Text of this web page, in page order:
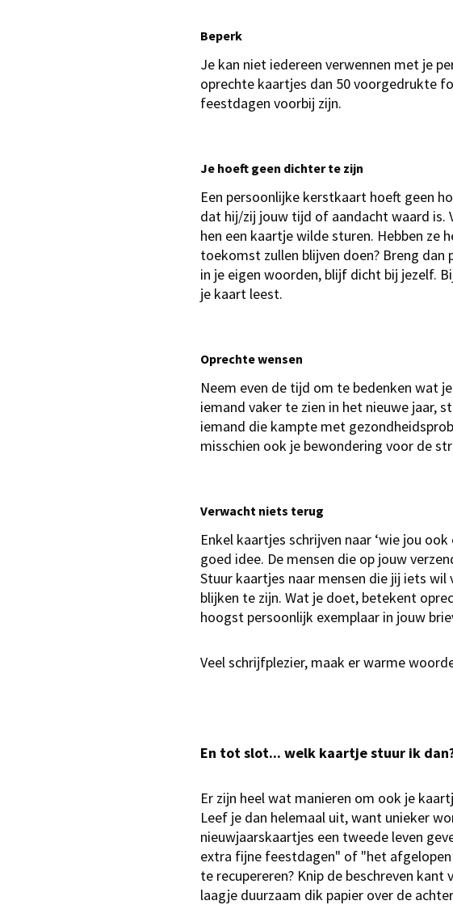
Beperk
Je kan niet iedereen verwennen met je
oprechte kaartjes dan 50 voorgedrukte
feestdagen voorbij zijn.
Je hoeft geen dichter te zijn
Een persoonlijke kerstkaart hoeft geen
dat hij/zij jouw tijd of aandacht waard is.
hen een kaartje wilde sturen. Hebben ze
toekomst zullen blijven doen? Breng
in je eigen woorden, blijf dicht bij jezelf.
je kaart leest.
Oprechte wensen
Neem even de tijd om te bedenken wat
iemand vaker te zien in het nieuwe jaar,
iemand die kampte met
misschien ook je bewondering voor de
Verwacht niets terug
Enkel kaartjes schrijven naar ‘wie jou
goed idee. De mensen die op jouw
Stuur kaartjes naar mensen die jij iets
blijken te zijn. Wat je doet, betekent
hoogst persoonlijk exemplaar in jouw
Veel schrijfplezier, maak er warme
En tot slot... welk kaartje stuur ik
Er zijn heel wat manieren om ook je
Leef je dan helemaal uit, want unieker
nieuwjaarskaartjes een tweede leven
extra fijne feestdagen" of "het
te recupereren? Knip de beschreven
laagje duurzaam dik papier over de